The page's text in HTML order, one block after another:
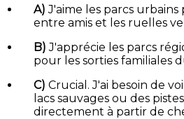
A) J'aime les parcs
entre amis et les ruelles
B) J'apprécie les parcs
pour les sorties familiales
C) Crucial. J'ai besoin de
lacs sauvages ou des
directement à partir de